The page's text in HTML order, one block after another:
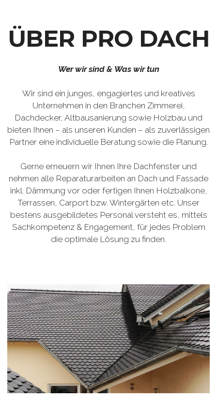
ÜBER PRO DACH
Wer wir sind & Was wir tun
Wir sind ein junges, engagiertes und kreatives
Unternehmen in den Branchen Zimmerei,
Dachdecker, Altbausanierung sowie Holzbau und
bieten Ihnen – als unseren Kunden – als zuverlässigen
Partner eine individuelle Beratung sowie die Planung.
Gerne erneuern wir Ihnen Ihre Dachfenster und
nehmen alle Reparaturarbeiten an Dach und Fassade
inkl. Dämmung vor oder fertigen Ihnen Holzbalkone,
Terrassen, Carport bzw. Wintergärten etc. Unser
bestens ausgebildetes Personal versteht es, mittels
Sachkompetenz & Engagement, für jedes Problem
die optimale Lösung zu finden.